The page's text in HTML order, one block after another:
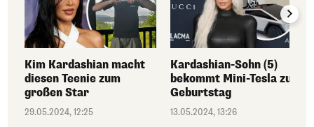
Kim Kardashian macht
diesen Teenie zum
großen Star
29.05.2024, 12:25
Kardashian-Sohn (5)
bekommt Mini-Tesla zum
Geburtstag
13.05.2024, 13:26